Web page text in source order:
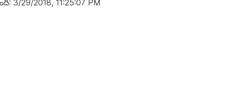
3/29/2018, 11:25:07 PM